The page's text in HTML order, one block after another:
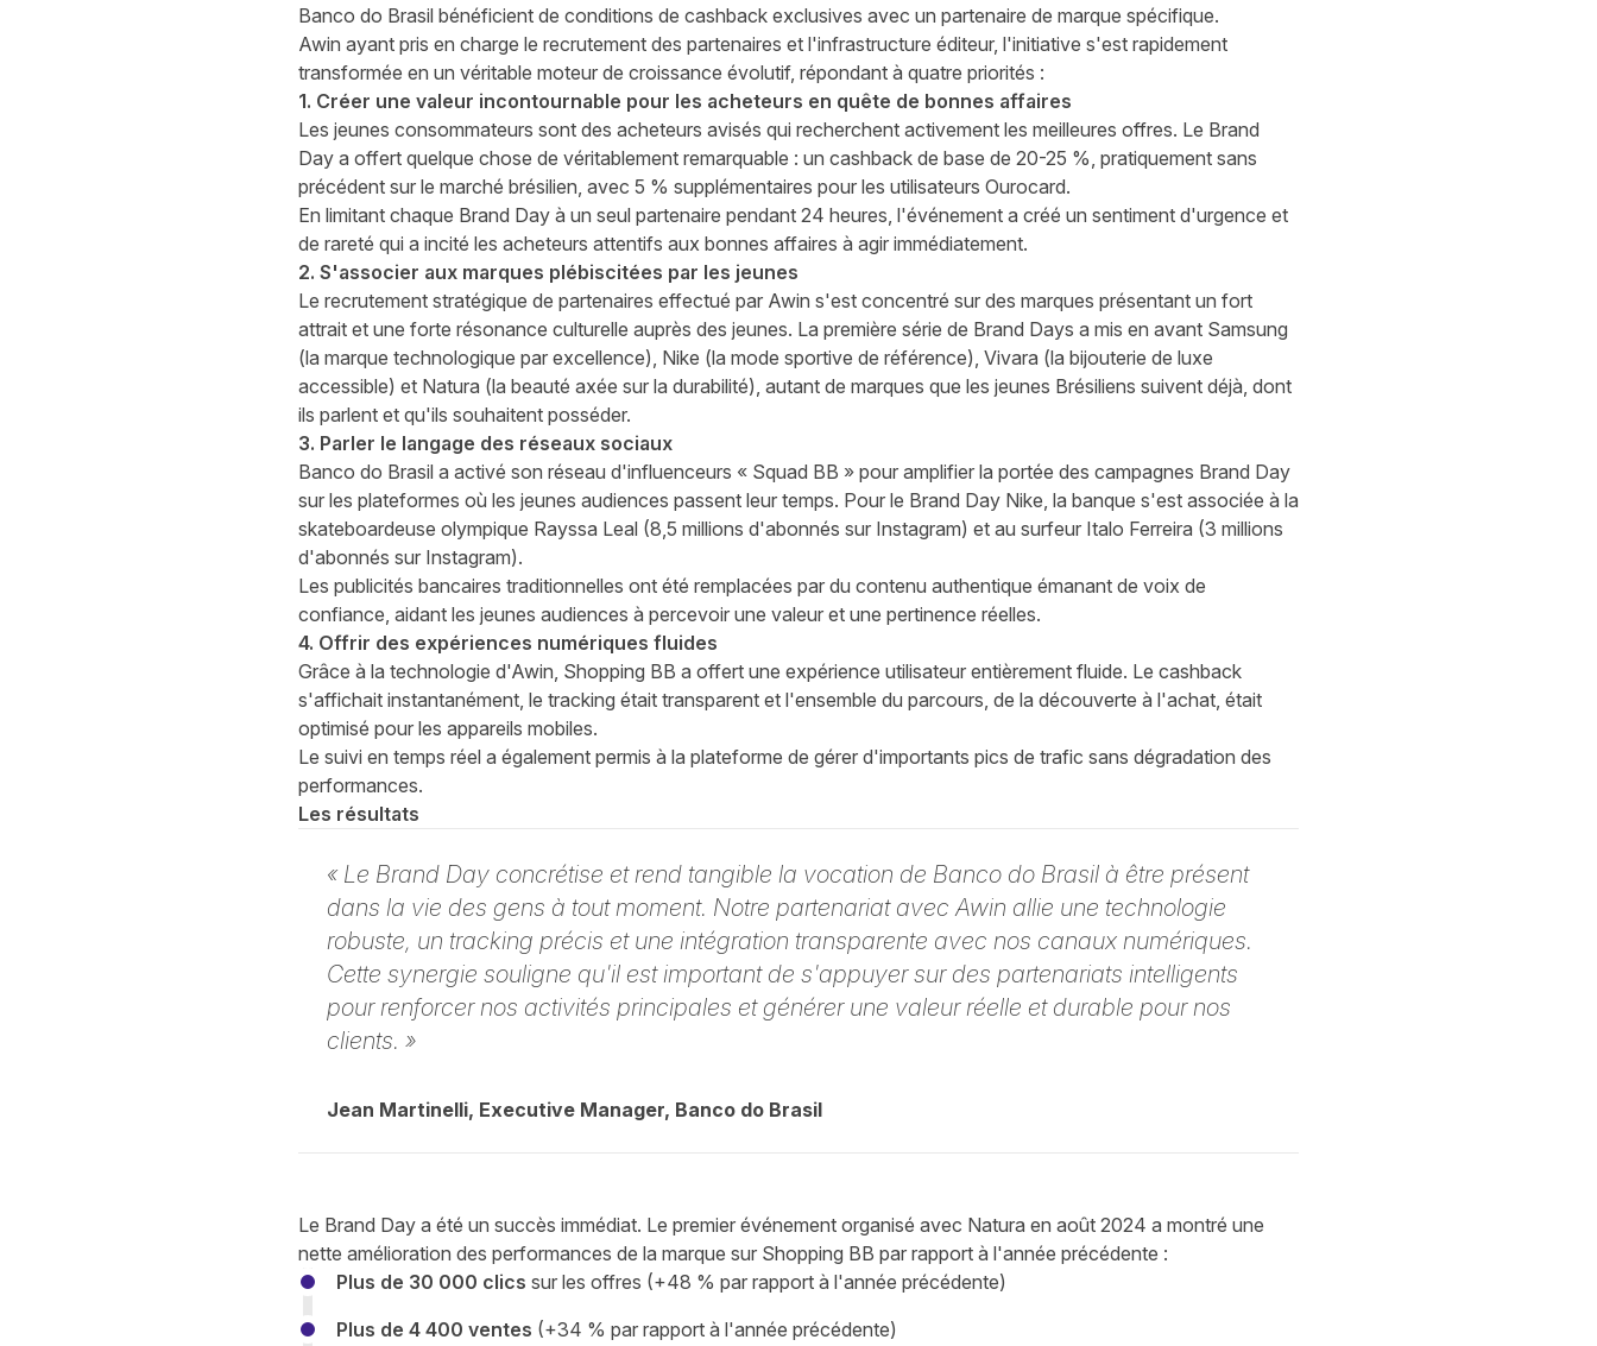
Banco do Brasil bénéficient de conditions de cashback exclusives avec un partenaire de marque spécifique.
Awin ayant pris en charge le recrutement des partenaires et l'infrastructure éditeur, l'initiative s'est rapidement
transformée en un véritable moteur de croissance évolutif, répondant à quatre priorités :
1. Créer une valeur incontournable pour les acheteurs en quête de bonnes affaires
Les jeunes consommateurs sont des acheteurs avisés qui recherchent activement les meilleures offres. Le Brand
Day a offert quelque chose de véritablement remarquable : un cashback de base de 20-25 %, pratiquement sans
précédent sur le marché brésilien, avec 5 % supplémentaires pour les utilisateurs Ourocard.
En limitant chaque Brand Day à un seul partenaire pendant 24 heures, l'événement a créé un sentiment d'urgence et
de rareté qui a incité les acheteurs attentifs aux bonnes affaires à agir immédiatement.
2. S'associer aux marques plébiscitées par les jeunes
Le recrutement stratégique de partenaires effectué par Awin s'est concentré sur des marques présentant un fort
attrait et une forte résonance culturelle auprès des jeunes. La première série de Brand Days a mis en avant Samsung
(la marque technologique par excellence), Nike (la mode sportive de référence), Vivara (la bijouterie de luxe
accessible) et Natura (la beauté axée sur la durabilité), autant de marques que les jeunes Brésiliens suivent déjà, dont
ils parlent et qu'ils souhaitent posséder.
3. Parler le langage des réseaux sociaux
Banco do Brasil a activé son réseau d'influenceurs « Squad BB » pour amplifier la portée des campagnes Brand Day
sur les plateformes où les jeunes audiences passent leur temps. Pour le Brand Day Nike, la banque s'est associée à la
skateboardeuse olympique Rayssa Leal (8,5 millions d'abonnés sur Instagram) et au surfeur Italo Ferreira (3 millions
d'abonnés sur Instagram).
Les publicités bancaires traditionnelles ont été remplacées par du contenu authentique émanant de voix de
confiance, aidant les jeunes audiences à percevoir une valeur et une pertinence réelles.
4. Offrir des expériences numériques fluides
Grâce à la technologie d'Awin, Shopping BB a offert une expérience utilisateur entièrement fluide. Le cashback
s'affichait instantanément, le tracking était transparent et l'ensemble du parcours, de la découverte à l'achat, était
optimisé pour les appareils mobiles.
Le suivi en temps réel a également permis à la plateforme de gérer d'importants pics de trafic sans dégradation des
performances.
Les résultats
« Le Brand Day concrétise et rend tangible la vocation de Banco do Brasil à être présent
dans la vie des gens à tout moment. Notre partenariat avec Awin allie une technologie
robuste, un tracking précis et une intégration transparente avec nos canaux numériques.
Cette synergie souligne qu'il est important de s'appuyer sur des partenariats intelligents
pour renforcer nos activités principales et générer une valeur réelle et durable pour nos
clients. »
Jean Martinelli, Executive Manager, Banco do Brasil
Le Brand Day a été un succès immédiat. Le premier événement organisé avec Natura en août 2024 a montré une
nette amélioration des performances de la marque sur Shopping BB par rapport à l'année précédente :
Plus de 30 000 clics sur les offres (+48 % par rapport à l'année précédente)
Plus de 4 400 ventes (+34 % par rapport à l'année précédente)